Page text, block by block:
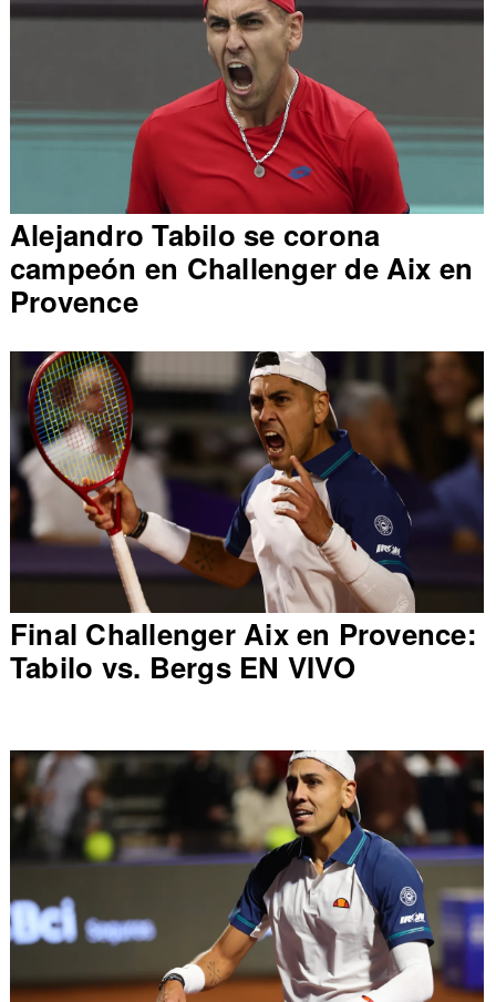
Alejandro Tabilo se corona
campeón en Challenger de Aix en
Provence
Final Challenger Aix en Provence:
Tabilo vs. Bergs EN VIVO